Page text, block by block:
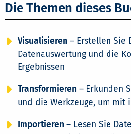
Die Themen dieses
Visualisieren – Erstellen Sie
Datenauswertung und die
Ergebnissen
Transformieren – Erkunden
und die Werkzeuge, um mit
Importieren – Lesen Sie